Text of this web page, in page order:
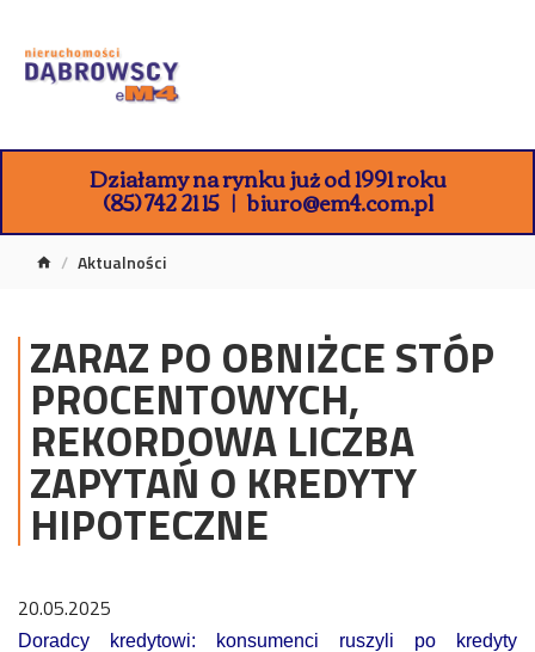
Działamy na rynku już od 1991 roku
(85) 742 21 15 biuro@em4.com.pl
Aktualności
ZARAZ PO OBNIŻCE STÓP
PROCENTOWYCH,
REKORDOWA LICZBA
ZAPYTAŃ O KREDYTY
HIPOTECZNE
20.05.2025
Doradcy kredytowi: konsumenci ruszyli po kredyty